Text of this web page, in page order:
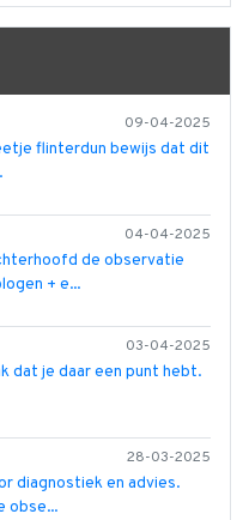
09-04-2025
flinterdun bewijs dat dit
04-04-2025
de observatie
+ e...
03-04-2025
dat je daar een punt hebt.
28-03-2025
diagnostiek en advies.
obse...